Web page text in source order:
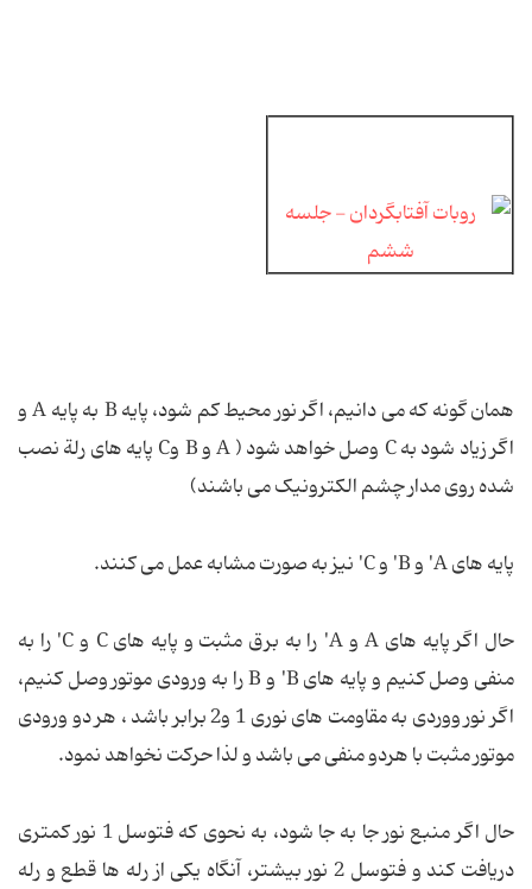
همان گونه كه می دانیم، اگر نور محیط كم شود، پایه B به پایه A و
اگر زیاد شود به C وصل خواهد شود ( A و B وC پایه های رلة نصب
شده روی مدار چشم الكترونیک می باشند)
پایه های A' و B' و C' نیز به صورت مشابه عمل می كنند.
حال اگر پایه های A و A' را به برق مثبت و پایه های C و C' را به
منفی وصل كنیم و پایه های B' و B را به ورودی موتور وصل كنیم،
اگر نور ووردی به مقاومت های نوری 1 و2 برابر باشد ، هر دو ورودی
موتور مثبت با هردو منفی می باشد و لذا حركت نخواهد نمود.
حال اگر منبع نور جا به جا شود، به نحوی كه فتوسل 1 نور كمتری
دریافت كند و فتوسل 2 نور بیشتر، آنگاه یكی از رله ها قطع و رله